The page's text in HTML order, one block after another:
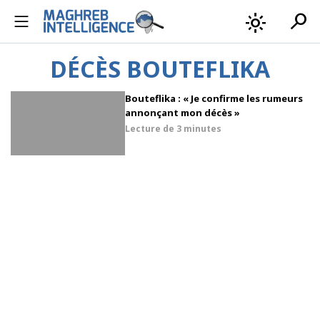
light_mode search
DÉCÈS BOUTEFLIKA
Bouteflika : « Je confirme les rumeurs
annonçant mon décès »
Lecture de 3 minutes